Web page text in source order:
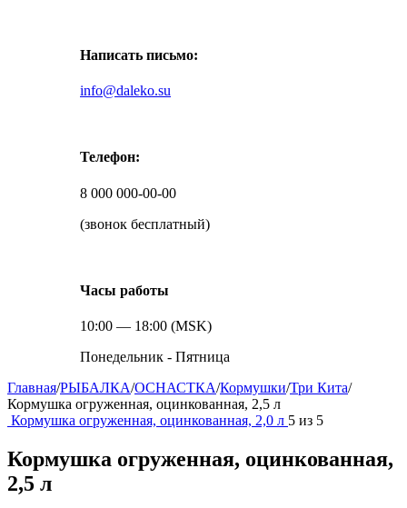
Написать письмо:
info@daleko.su
Телефон:
8 000 000-00-00
(звонок бесплатный)
Часы работы
10:00 — 18:00 (MSK)
Понедельник - Пятница
Главная/РЫБАЛКА/ОСНАСТКА/Кормушки/Три Кита/
Кормушка огруженная, оцинкованная, 2,5 л
Кормушка огруженная, оцинкованная, 2,0 л 5 из 5
Кормушка огруженная, оцинкованная,
2,5 л